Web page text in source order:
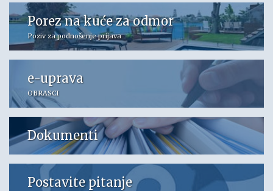
Porez na kuće za odmor
Poziv za podnošenje prijava
e-uprava
OBRASCI
Dokumenti
Postavite pitanje